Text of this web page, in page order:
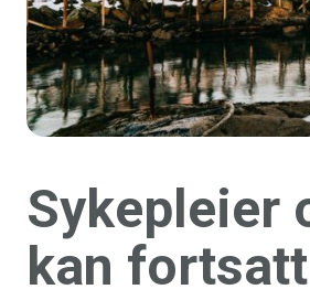
Sykepleier
kan